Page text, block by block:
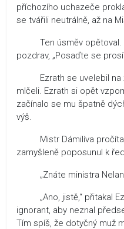
příchozího uchazeče
se tvářili neutrálně, až na
Ten úsměv opětoval.
pozdrav, „Posaďte se
Ezrath se uvelebil na
mlčeli. Ezrath si opět
začínalo se mu špatně
výš.
Mistr Dámilíva pročítal
zamyšleně poposunul k
„Znáte ministra
„Ano, jistě,“ přitakal
ignorant, aby neznal
Tím spíš, že dotyčný muž